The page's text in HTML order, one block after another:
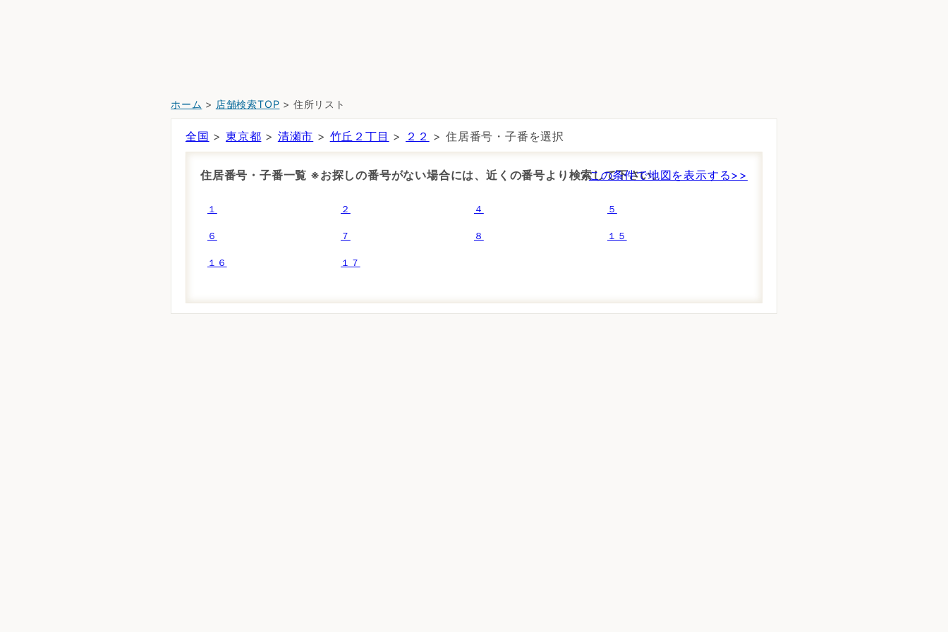
ホーム > 店舗検索TOP > 住所リスト
全国 >東京都 > 清瀬市 > 竹丘２丁目 > ２２ > 住居番号・子番を選択
住居番号・子番一覧 ※お探しの番号がない場合には、近くの番号より検索して下さい。この条件で地図を表示する>>
１ ２ ４ ５
６ ７ ８ １５
１６ １７